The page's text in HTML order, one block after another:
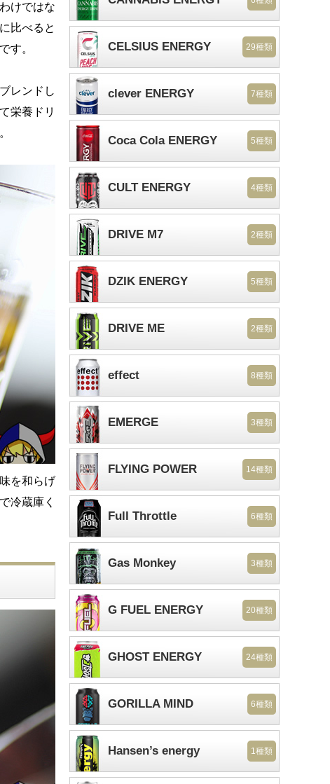
けではな
比べると
す。
レンドし
栄養ドリ
を和らげ
冷蔵庫く
CELSIUS ENERGY 29種類
clever ENERGY 7種類
Coca Cola ENERGY 5種類
CULT ENERGY 4種類
DRIVE M7 2種類
DZIK ENERGY 5種類
DRIVE ME 2種類
effect 8種類
EMERGE 3種類
FLYING POWER 14種類
Full Throttle 6種類
Gas Monkey 3種類
G FUEL ENERGY 20種類
GHOST ENERGY 24種類
GORILLA MIND 6種類
Hansen’s energy 1種類